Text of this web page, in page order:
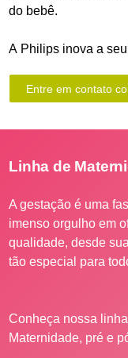
do bebê.
A Philips inova a
Entre em contato
Linha de
A gestação é uma
imenso orgulho em
qualidade, desde
tão especial para
Conheça nossa
Maternidade, pré e